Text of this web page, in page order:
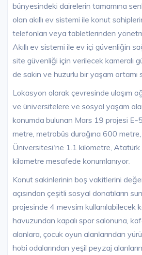
bünyesindeki dairelerin tamamına
olan akıllı ev sistemi ile konut
telefonları veya tabletlerinden
Akıllı ev sistemi ile ev içi güvenliğin
site güvenliği için verilecek kameralı
de sakin ve huzurlu bir yaşam ortamı
Lokasyon olarak çevresinde ulaşım
ve üniversitelere ve sosyal yaşam
konumda bulunan Mars 19 projesi E-
metre, metrobüs durağına 600
Üniversitesi'ne 1.1 kilometre, Atatürk
kilometre mesafede konumlanıyor.
Konut sakinlerinin boş vakitlerini
açısından çeşitli sosyal donatıların
projesinde 4 mevsim kullanılabilecek
havuzundan kapalı spor salonuna,
alanlara, çocuk oyun alanlarından
hobi odalarından yeşil peyzaj